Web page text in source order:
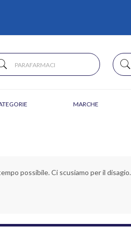
MARCHE
possibile. Ci scusiamo per il disagio.